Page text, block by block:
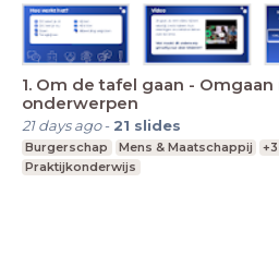
1. Om de tafel gaan -
onderwerpen
21 days ago- 21 slides
Burgerschap Mens & Maatschappij +3
Praktijkonderwijs